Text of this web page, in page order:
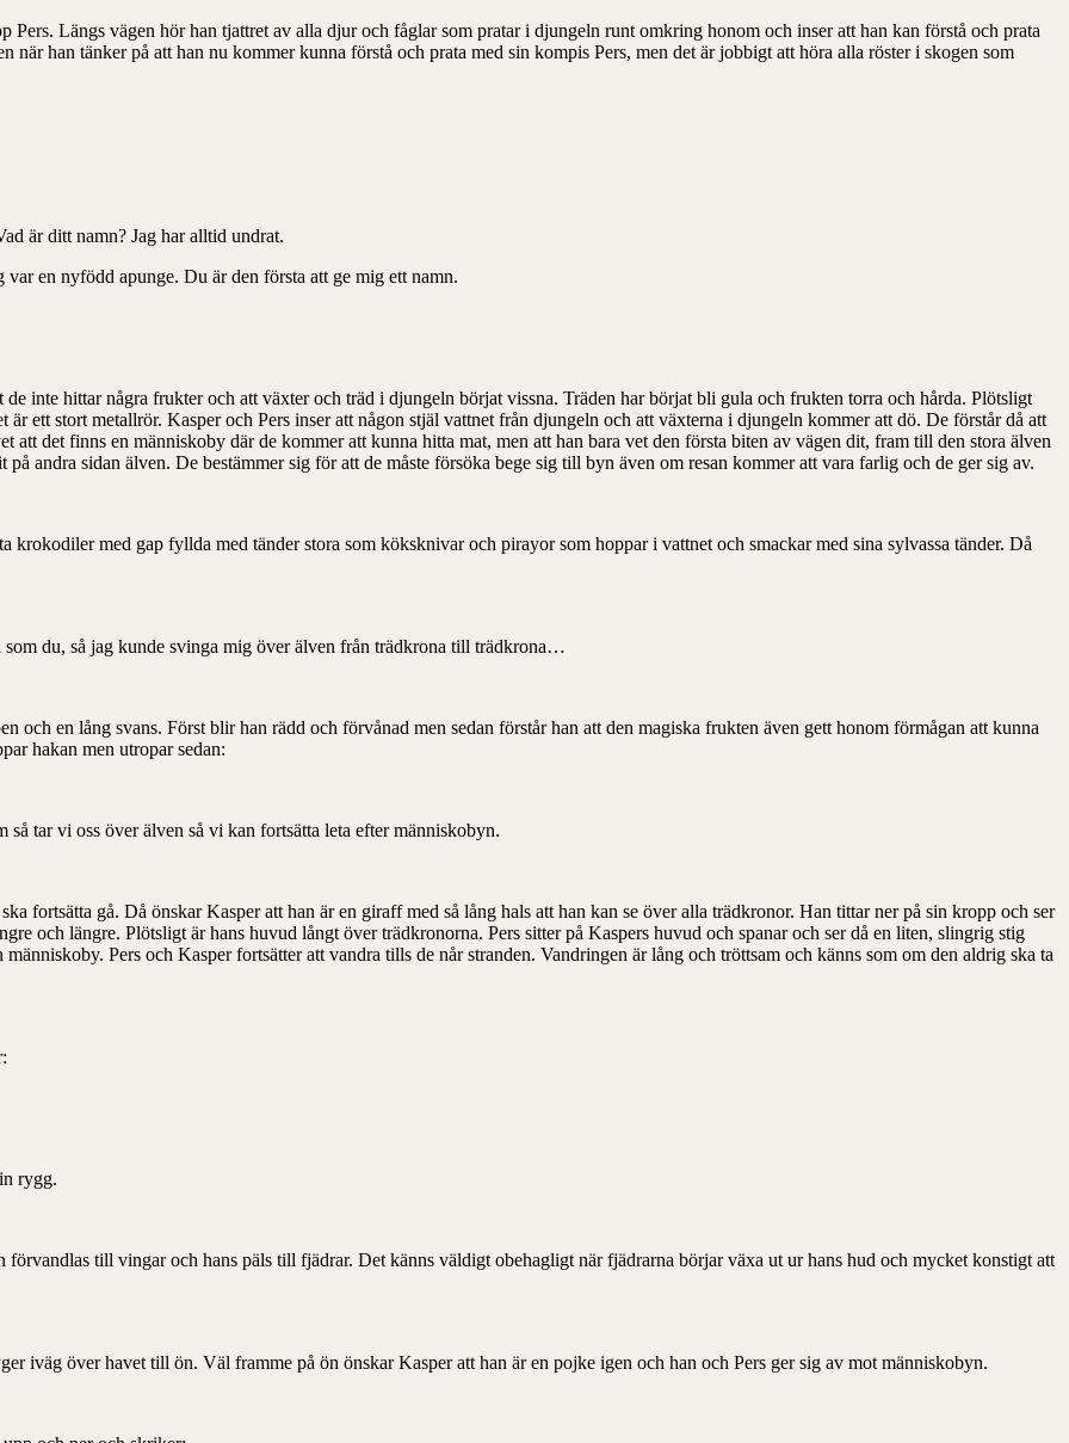
Längs vägen hör han tjattret av alla djur och fåglar som pratar i djungeln runt omkring honom och inser att han kan förstå och prata
han tänker på att han nu kommer kunna förstå och prata med sin kompis Pers, men det är jobbigt att höra alla röster i skogen som
är ditt namn? Jag har alltid undrat.
en nyfödd apunge. Du är den första att ge mig ett namn.
inte hittar några frukter och att växter och träd i djungeln börjat vissna. Träden har börjat bli gula och frukten torra och hårda. Plötsligt
ett stort metallrör. Kasper och Pers inser att någon stjäl vattnet från djungeln och att växterna i djungeln kommer att dö. De förstår då att
att det finns en människoby där de kommer att kunna hitta mat, men att han bara vet den första biten av vägen dit, fram till den stora älven
andra sidan älven. De bestämmer sig för att de måste försöka bege sig till byn även om resan kommer att vara farlig och de ger sig av.
krokodiler med gap fyllda med tänder stora som köksknivar och pirayor som hoppar i vattnet och smackar med sina sylvassa tänder. Då
du, så jag kunde svinga mig över älven från trädkrona till trädkrona…
och en lång svans. Först blir han rädd och förvånad men sedan förstår han att den magiska frukten även gett honom förmågan att kunna
hakan men utropar sedan:
tar vi oss över älven så vi kan fortsätta leta efter människobyn.
fortsätta gå. Då önskar Kasper att han är en giraff med så lång hals att han kan se över alla trädkronor. Han tittar ner på sin kropp och ser
och längre. Plötsligt är hans huvud långt över trädkronorna. Pers sitter på Kaspers huvud och spanar och ser då en liten, slingrig stig
Pers och Kasper fortsätter att vandra tills de når stranden. Vandringen är lång och tröttsam och känns som om den aldrig ska ta
rygg.
förvandlas till vingar och hans päls till fjädrar. Det känns väldigt obehagligt när fjädrarna börjar växa ut ur hans hud och mycket konstigt att
iväg över havet till ön. Väl framme på ön önskar Kasper att han är en pojke igen och han och Pers ger sig av mot människobyn.